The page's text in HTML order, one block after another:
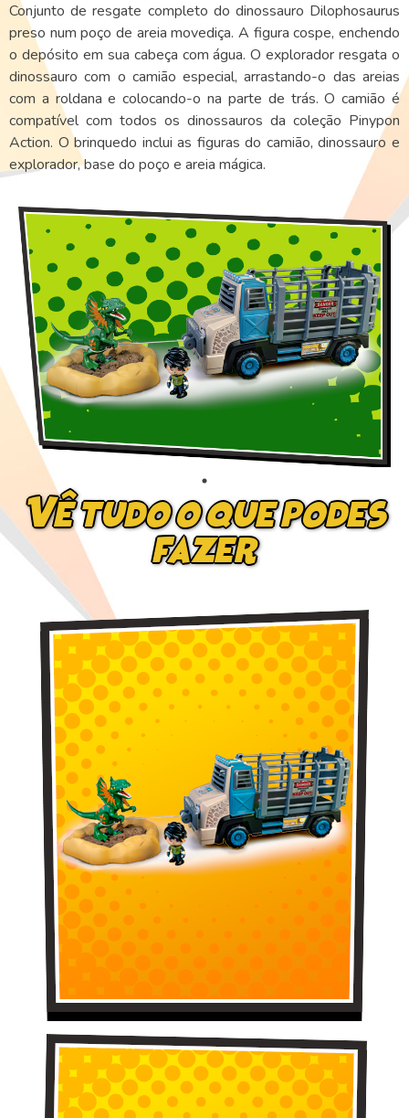
Conjunto de resgate completo do dinossauro Dilophosaurus
preso num poço de areia movediça. A figura cospe, enchendo
o depósito em sua cabeça com água. O explorador resgata o
dinossauro com o camião especial, arrastando-o das areias
com a roldana e colocando-o na parte de trás. O camião é
compatível com todos os dinossauros da coleção Pinypon
Action. O brinquedo inclui as figuras do camião, dinossauro e
explorador, base do poço e areia mágica.
Vê tudo o que podes
fazer